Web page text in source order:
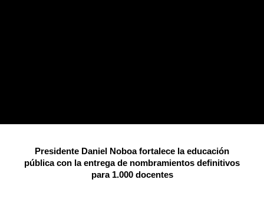
Presidente Daniel Noboa fortalece la educación
pública con la entrega de nombramientos definitivos
para 1.000 docentes